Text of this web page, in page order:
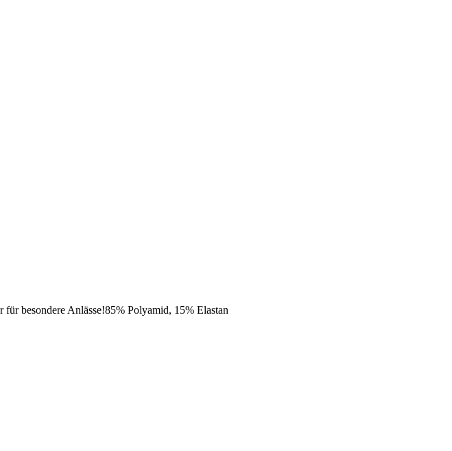
besondere Anlässe!85% Polyamid, 15% Elastan